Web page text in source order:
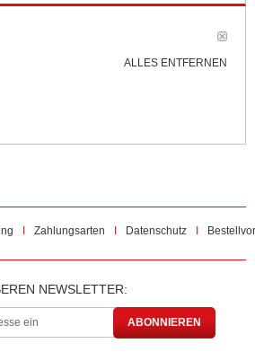
ALLES ENTFERNEN
Zahlungsarten Datenschutz
NEWSLETTER:
ABONNIEREN